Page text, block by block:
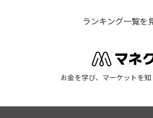
ランキング一覧を
お金を学び、マーケットを知